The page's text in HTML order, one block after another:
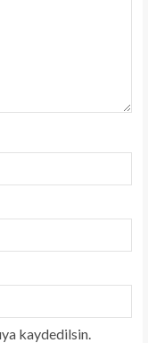
kaydedilsin.